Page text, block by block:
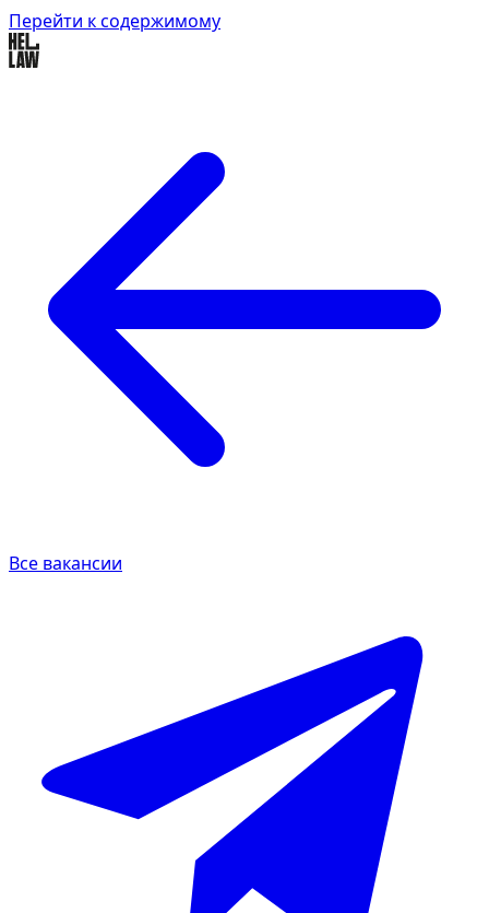
Перейти к содержимому
Все вакансии